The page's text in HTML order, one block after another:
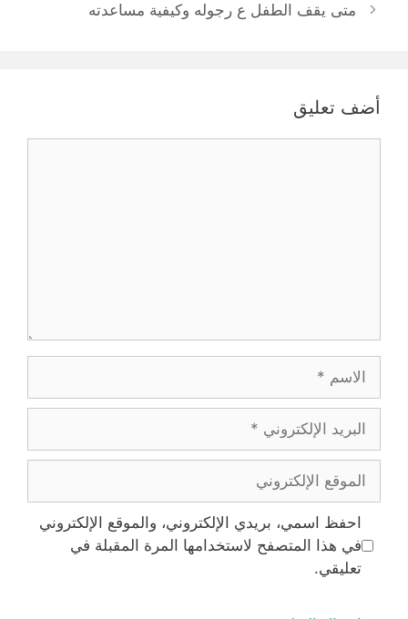
متى يقف الطفل ع رجوله وكيفية مساعدته
أضف تعليق
الاسم
البريد
الإلكتروني
الموقع
الإلكتروني
احفظ اسمي، بريدي الإلكتروني، والموقع الإلكتروني
في هذا المتصفح لاستخدامها المرة المقبلة في
تعليقي.